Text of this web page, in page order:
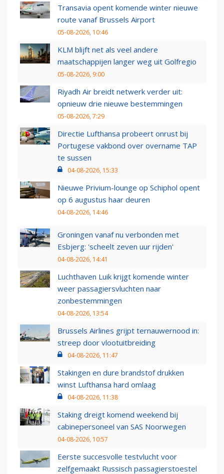
Transavia opent komende winter nieuwe
route vanaf Brussels Airport
05-08-2026, 10:46
KLM blijft net als veel andere
maatschappijen langer weg uit Golfregio
05-08-2026, 9:00
Riyadh Air breidt netwerk verder uit:
opnieuw drie nieuwe bestemmingen
05-08-2026, 7:29
Directie Lufthansa probeert onrust bij
Portugese vakbond over overname TAP
te sussen
04-08-2026, 15:33
Nieuwe Privium-lounge op Schiphol opent
op 6 augustus haar deuren
04-08-2026, 14:46
Groningen vanaf nu verbonden met
Esbjerg: 'scheelt zeven uur rijden'
04-08-2026, 14:41
Luchthaven Luik krijgt komende winter
weer passagiersvluchten naar
zonbestemmingen
04-08-2026, 13:54
Brussels Airlines grijpt ternauwernood in:
streep door vlootuitbreiding
04-08-2026, 11:47
Stakingen en dure brandstof drukken
winst Lufthansa hard omlaag
04-08-2026, 11:38
Staking dreigt komend weekend bij
cabinepersoneel van SAS Noorwegen
04-08-2026, 10:57
Eerste succesvolle testvlucht voor
zelfgemaakt Russisch passagierstoestel